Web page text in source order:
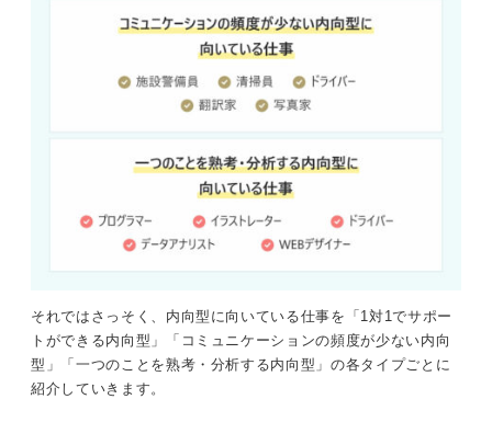
それではさっそく、内向型に向いている仕事を「1対1でサポー
トができる内向型」「コミュニケーションの頻度が少ない内向
型」「一つのことを熟考・分析する内向型」の各タイプごとに
紹介していきます。